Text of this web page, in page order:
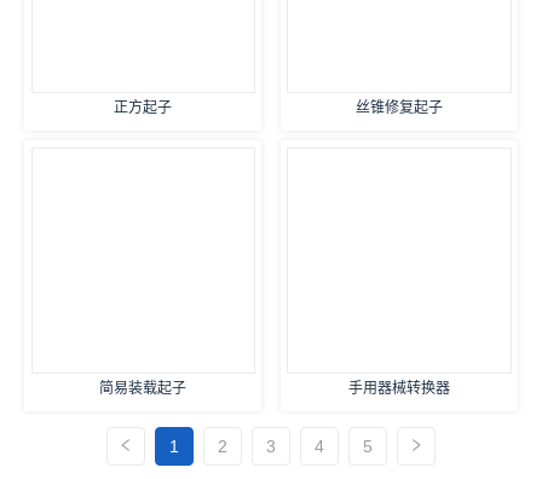
正方起子 丝锥修复起子
简易装载起子 手用器械转换器
1 2 3 4 5